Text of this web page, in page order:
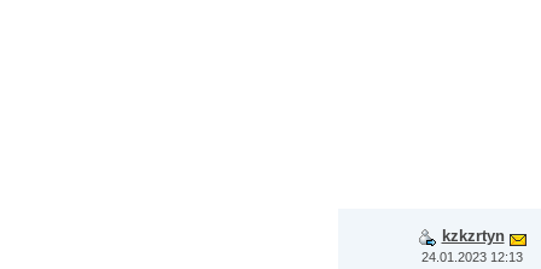
kzkzrtyn
24.01.2023 12:13